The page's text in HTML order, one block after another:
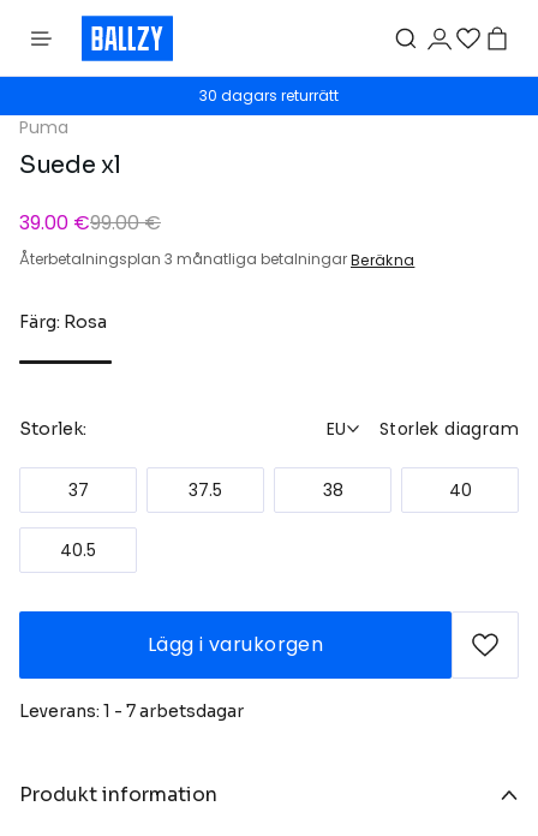
30 dagars returrätt
Puma
Suede xl
39.00 €99.00 €
Återbetalningsplan 3 månatliga betalningarBeräkna
Färg: Rosa
Storlek: EU Storlek diagram
37 37.5 38 40
40.5
Lägg i varukorgen
Leverans: 1 - 7 arbetsdagar
Produkt information